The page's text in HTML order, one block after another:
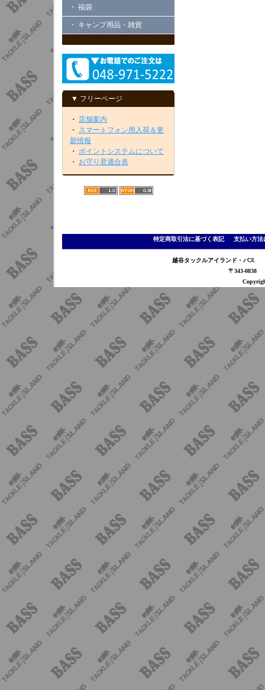
・ 福袋
・ キャンプ用品・雑貨
▼ フリーページ
・ 店舗案内
・ スマートフォン用入荷＆更
新情報
・ ポイントシステムについて
・ お守り君適合表
特定商取引法に基づく表記｜ 支払い方法
越谷タックルアイランド・バ
〒343-0838